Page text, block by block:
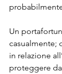
Un
casualmente;
in relazione
proteggere